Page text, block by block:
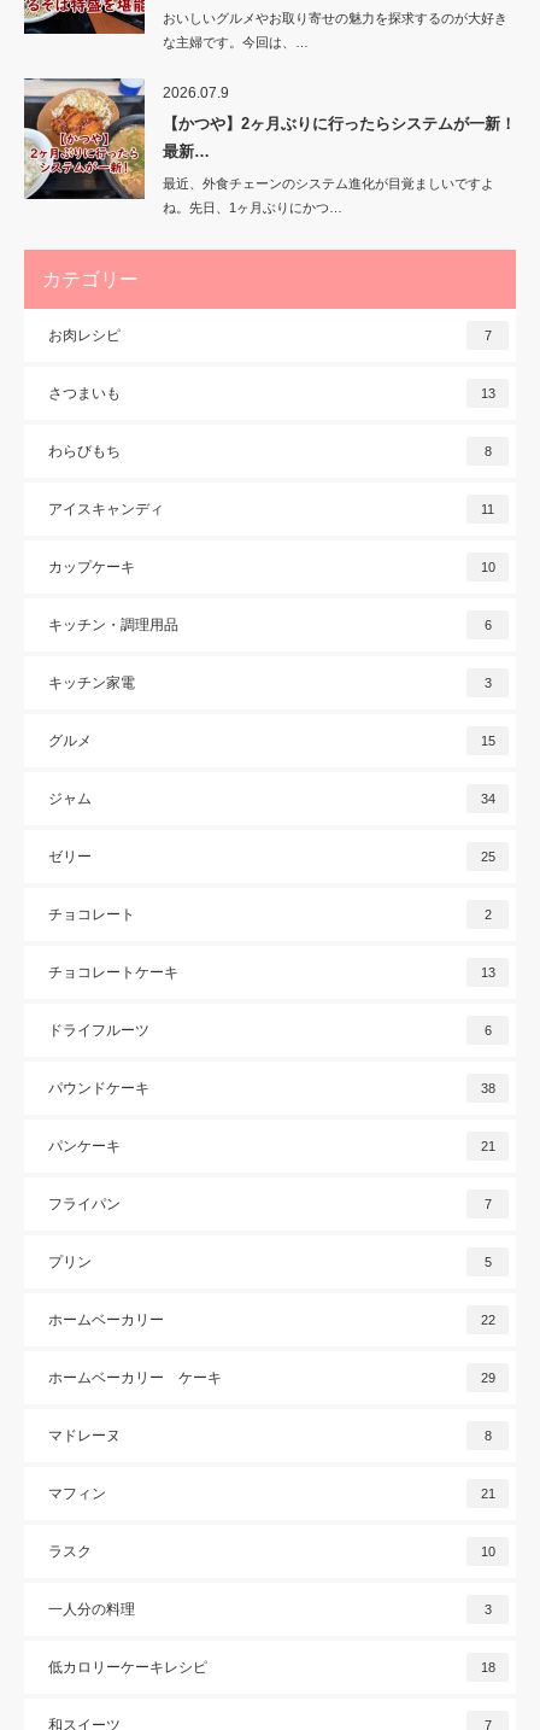
おいしいグルメやお取り寄せの魅力を探求するのが大好き
な主婦です。今回は、…
2026.07.9
【かつや】2ヶ月ぶりに行ったらシステムが一新！
最新…
最近、外食チェーンのシステム進化が目覚ましいですよ
ね。先日、1ヶ月ぶりにかつ…
カテゴリー
お肉レシピ 7
さつまいも 13
わらびもち 8
アイスキャンディ 11
カップケーキ 10
キッチン・調理用品 6
キッチン家電 3
グルメ 15
ジャム 34
ゼリー 25
チョコレート 2
チョコレートケーキ 13
ドライフルーツ 6
パウンドケーキ 38
パンケーキ 21
フライパン 7
プリン 5
ホームベーカリー 22
ホームベーカリー ケーキ 29
マドレーヌ 8
マフィン 21
ラスク 10
一人分の料理 3
低カロリーケーキレシピ 18
和スイーツ 7